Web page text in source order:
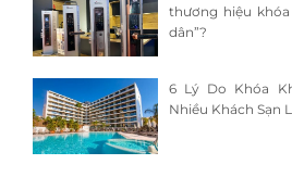
thương hiệu
dân”?
6 Lý Do Khóa
Nhiều Khách Sạn